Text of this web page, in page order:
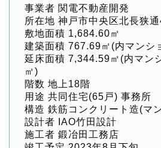
事業者 関電不動産開発
所在地 神戸市中央区北長狭
敷地面積 1,684.60㎡
建築面積 767.69㎡(内マンシ
延床面積 7,344.59㎡(内マン
㎡)
階数 地上18階
用途 共同住宅(65戸) 事務所
構造 鉄筋コンクリート造(マ
設計者 IAO竹田設計
施工者 鍛冶田工務店